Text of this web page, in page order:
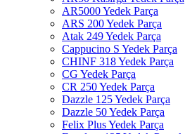
AR5000 Yedek Parça
ARS 200 Yedek Parça
Atak 249 Yedek Parça
Cappucino S Yedek Parça
CHINF 318 Yedek Parça
CG Yedek Parça
CR 250 Yedek Parça
Dazzle 125 Yedek Parça
Dazzle 50 Yedek Parça
Felix Plus Yedek Parça